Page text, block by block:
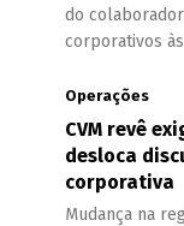
do
corporativos
Operações
CVM revê
desloca
corporativa
Mudança na